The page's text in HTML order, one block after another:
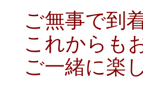
ご無事で到
これからも
ご一緒に楽